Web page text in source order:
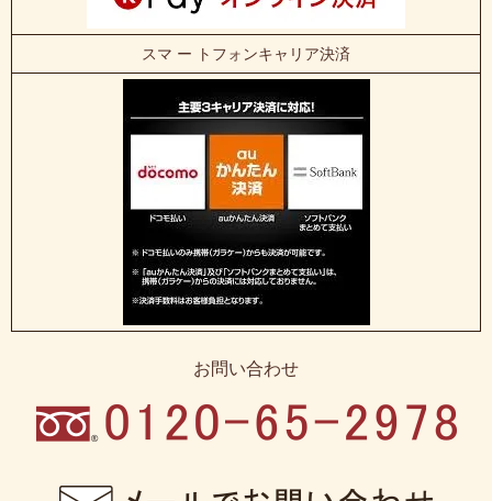
スマ ー トフォンキャリア決済
お問い合わせ